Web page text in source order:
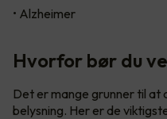
• Alzheimer
Hvorfor bør du
Det er mange grunner til
belysning. Her er de